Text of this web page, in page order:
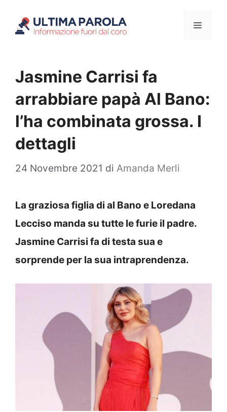
Menu
Jasmine Carrisi fa
arrabbiare papà Al Bano:
l’ha combinata grossa. I
dettagli
24 Novembre 2021 di Amanda Merli
La graziosa figlia di al Bano e Loredana
Lecciso manda su tutte le furie il padre.
Jasmine Carrisi fa di testa sua e
sorprende per la sua intraprendenza.